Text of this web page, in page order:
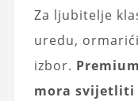
Za ljubitelje
uredu,
izbor.
mora svijetliti